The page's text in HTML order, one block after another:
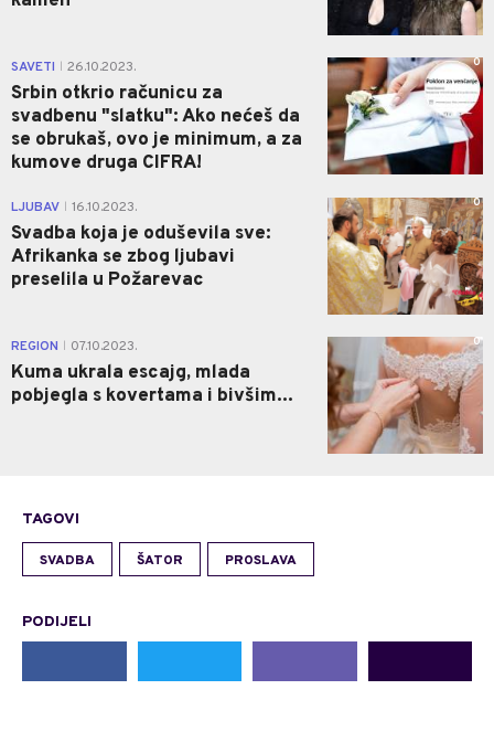
SAVETI 26.10.2023.
Srbin otkrio računicu za
svadbenu "slatku": Ako nećeš da
se obrukaš, ovo je minimum, a za
kumove druga CIFRA!
0
LJUBAV 16.10.2023.
Svadba koja je oduševila sve:
Afrikanka se zbog ljubavi
preselila u Požarevac
0
REGION 07.10.2023.
Kuma ukrala escajg, mlada
pobjegla s kovertama i bivšim...
0
TAGOVI
SVADBA ŠATOR PROSLAVA
PODIJELI